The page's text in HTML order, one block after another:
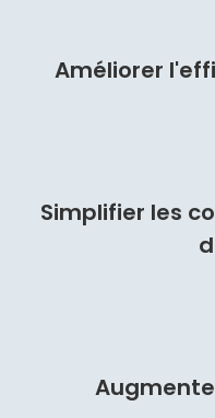
Améliorer
Simplifier les